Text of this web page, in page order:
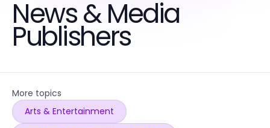
News & Media
Publishers
More topics
Arts & Entertainment